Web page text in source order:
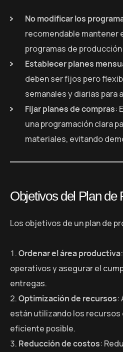
No modificar los
recomendable mantener
programas de
Establecer planes
deben ser fijos pero
semanales y diarias para
Fijar planes de compras:
una programación clara
materiales, evitando
Objetivos del Plan de
Los objetivos de un plan de
Ordenar el área productiva
operativos y asegurar el
entregas.
Optimización de recursos:
están utilizando los recursos
eficiente posible.
Reducción de costos: